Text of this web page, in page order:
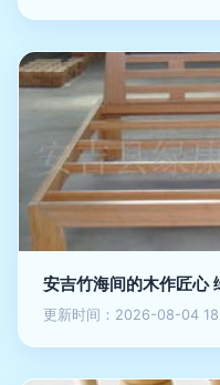
安吉竹海间的木作匠心
更新时间：2026-08-04